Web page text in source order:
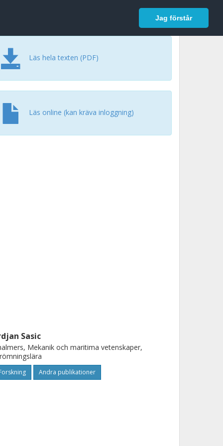
Jag förstår
Logga in
Läs hela texten (PDF)
Läs online (kan kräva inloggning)
Sasic
Mekanik och maritima vetenskaper,
Andra publikationer